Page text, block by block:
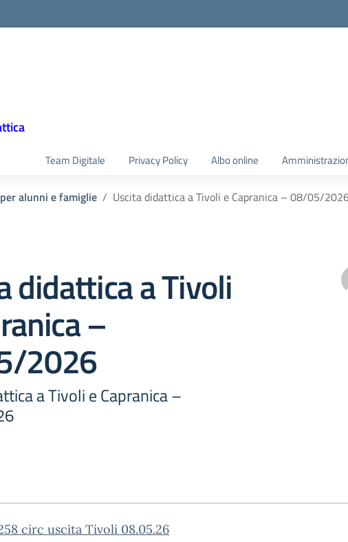
Team Digitale Privacy Policy Albo online
alunni e famiglie Uscita didattica a Tivoli e Capranica – 08/05/
didattica a Tivoli
–
2026
a Tivoli e Capranica –
circ uscita Tivoli 08.05.26